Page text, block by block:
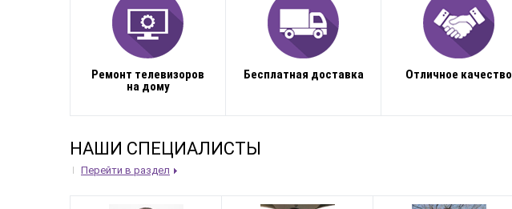
Ремонт телевизоров
на дому
Бесплатная доставка Отличное качество
НАШИ СПЕЦИАЛИСТЫ
Перейти в раздел